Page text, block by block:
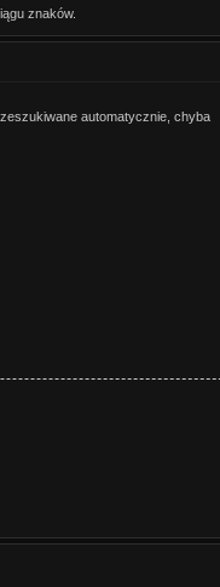
znaków.
automatycznie, chyba